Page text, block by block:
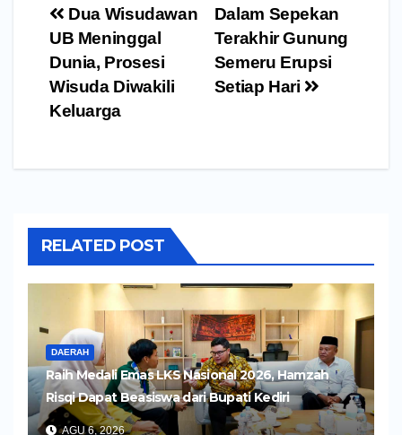
Navigasi
pos
Dalam Sepekan
Terakhir Gunung
Semeru Erupsi
Setiap Hari
Dua Wisudawan
UB Meninggal
Dunia, Prosesi
Wisuda Diwakili
Keluarga
RELATED POST
DAERAH
Raih Medali Emas LKS Nasional 2026, Hamzah
Risqi Dapat Beasiswa dari Bupati Kediri
AGU 6, 2026